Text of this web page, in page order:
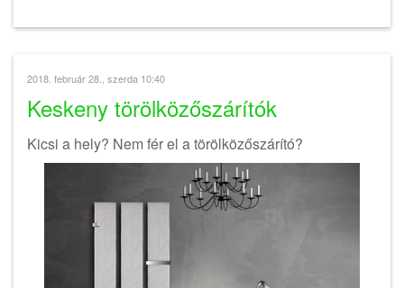
2018. február 28., szerda 10:40
Keskeny törölközőszárítók
Kicsi a hely? Nem fér el a törölközőszárító?